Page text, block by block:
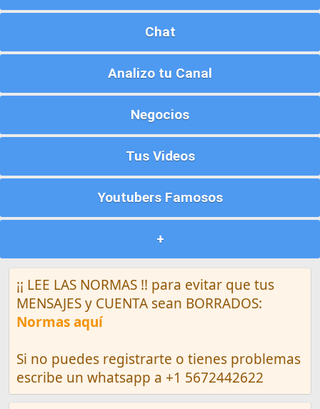
Chat
Analizo tu Canal
Negocios
Tus Videos
Youtubers Famosos
+
¡¡ LEE LAS NORMAS !! para evitar que tus
MENSAJES y CUENTA sean BORRADOS:
Normas aquí
Si no puedes registrarte o tienes problemas
escribe un whatsapp a +1 5672442622